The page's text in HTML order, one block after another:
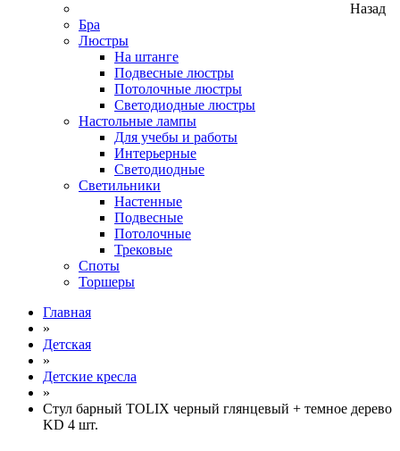
Назад
Бра
Люстры
На штанге
Подвесные люстры
Потолочные люстры
Светодиодные люстры
Настольные лампы
Для учебы и работы
Интерьерные
Светодиодные
Светильники
Настенные
Подвесные
Потолочные
Трековые
Споты
Торшеры
Главная
»
Детская
»
Детские кресла
»
Стул барный TOLIX черный глянцевый + темное дерево
KD 4 шт.